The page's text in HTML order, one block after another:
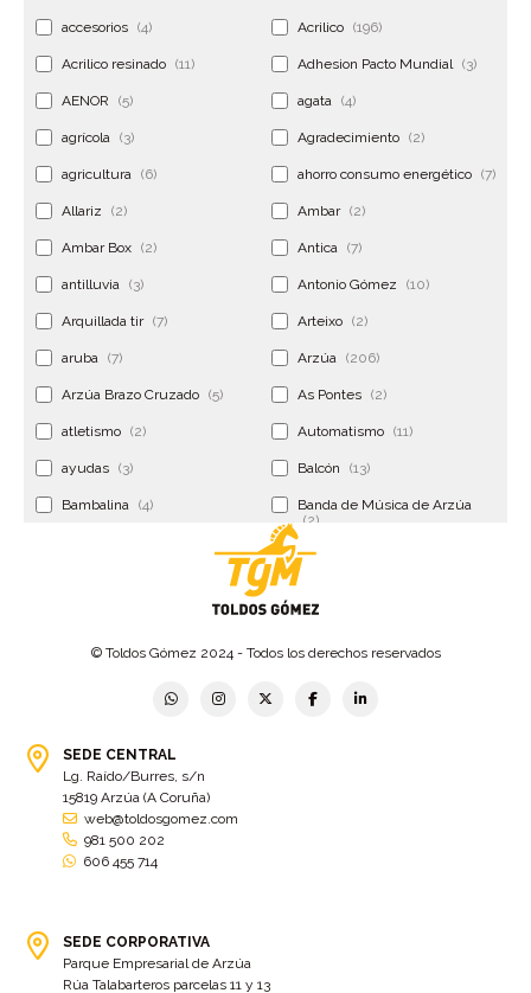
accesorios (4) Acrilico (196)
Acrilico resinado (11) Adhesion Pacto Mundial (3)
AENOR (5) agata (4)
agrícola (3) Agradecimiento (2)
agricultura (6) ahorro consumo energético (7)
Allariz (2) Ambar (2)
Ambar Box (2) Antica (7)
antilluvia (3) Antonio Gómez (10)
Arquillada tir (7) Arteixo (2)
aruba (7) Arzúa (206)
Arzúa Brazo Cruzado (5) As Pontes (2)
atletismo (2) Automatismo (11)
ayudas (3) Balcón (13)
Bambalina (4)
Banda de Música de Arzúa
(2)
Banderolas
Betanzos
bolsa cac (3)
bolsa ct (3)
Bolsas de elevación
Cafe-bar Nova Xeira (2)
© Toldos Gómez 2024 - Todos los derechos reservados
SEDE CENTRAL
Lg. Raído/Burres, s/n
15819 Arzúa (A Coruña)
web@toldosgomez.com
981 500 202
606 455 714
SEDE CORPORATIVA
Parque Empresarial de Arzúa
Rúa Talabarteros parcelas 11 y 13